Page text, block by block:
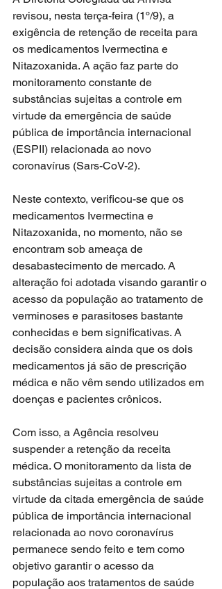
revisou, nesta terça-feira (1º/9), a
exigência de retenção de receita para
os medicamentos Ivermectina e
Nitazoxanida. A ação faz parte do
monitoramento constante de
substâncias sujeitas a controle em
virtude da emergência de saúde
pública de importância internacional
(ESPII) relacionada ao novo
coronavírus (Sars-CoV-2).
Neste contexto, verificou-se que os
medicamentos Ivermectina e
Nitazoxanida, no momento, não se
encontram sob ameaça de
desabastecimento de mercado. A
alteração foi adotada visando garantir o
acesso da população ao tratamento de
verminoses e parasitoses bastante
conhecidas e bem significativas. A
decisão considera ainda que os dois
medicamentos já são de prescrição
médica e não vêm sendo utilizados em
doenças e pacientes crônicos.
Com isso, a Agência resolveu
suspender a retenção da receita
médica. O monitoramento da lista de
substâncias sujeitas a controle em
virtude da citada emergência de saúde
pública de importância internacional
relacionada ao novo coronavírus
permanece sendo feito e tem como
objetivo garantir o acesso da
população aos tratamentos de saúde